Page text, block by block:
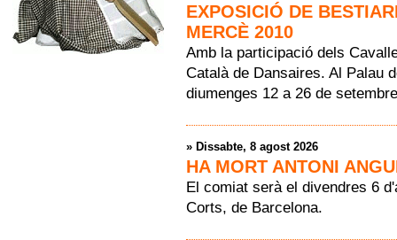
EXPOSICIÓ DE
MERCÈ 2010
Amb la participació dels
Català de Dansaires. Al Palau
diumenges 12 a 26 de
» Dissabte, 8 agost 2026
HA MORT ANTONI
El comiat serà el divendres 6
Corts, de Barcelona.